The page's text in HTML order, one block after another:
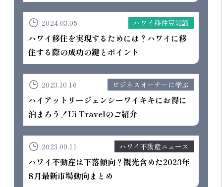
2024.03.05 ハワイ移住豆知識
ハワイ移住を実現するためには？ハワイに移
住する際の成功の鍵とポイント
2023.10.16 ビジネスオーナーに学ぶ
ハイアットリージェンシーワイキキにお得に
泊まろう！Ui Travelのご紹介
2023.09.11 ハワイ不動産ニュース
ハワイ不動産は下落傾向？観光含めた2023年
8月最新市場動向まとめ